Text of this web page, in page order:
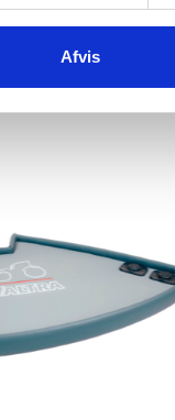
Afvis